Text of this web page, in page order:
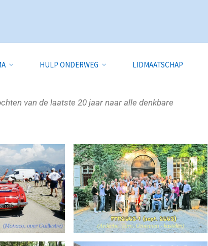
HULP ONDERWEG LIDMAATSCHAP
van de laatste 20 jaar naar alle denkbare